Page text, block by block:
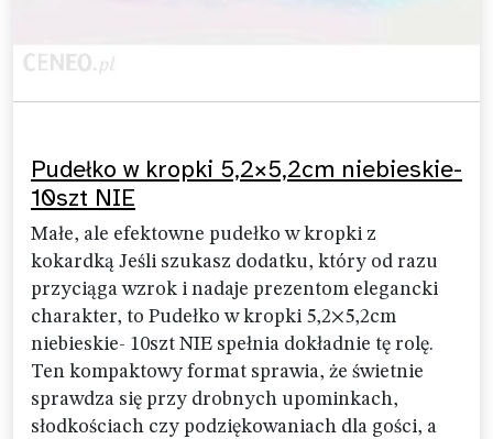
Pudełko w kropki 5,2×5,2cm niebieskie-
10szt NIE
Małe, ale efektowne pudełko w kropki z
kokardką Jeśli szukasz dodatku, który od razu
przyciąga wzrok i nadaje prezentom elegancki
charakter, to Pudełko w kropki 5,2×5,2cm
niebieskie- 10szt NIE spełnia dokładnie tę rolę.
Ten kompaktowy format sprawia, że świetnie
sprawdza się przy drobnych upominkach,
słodkościach czy podziękowaniach dla gości, a